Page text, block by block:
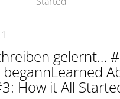
gelernt…
begannLearned
How it All